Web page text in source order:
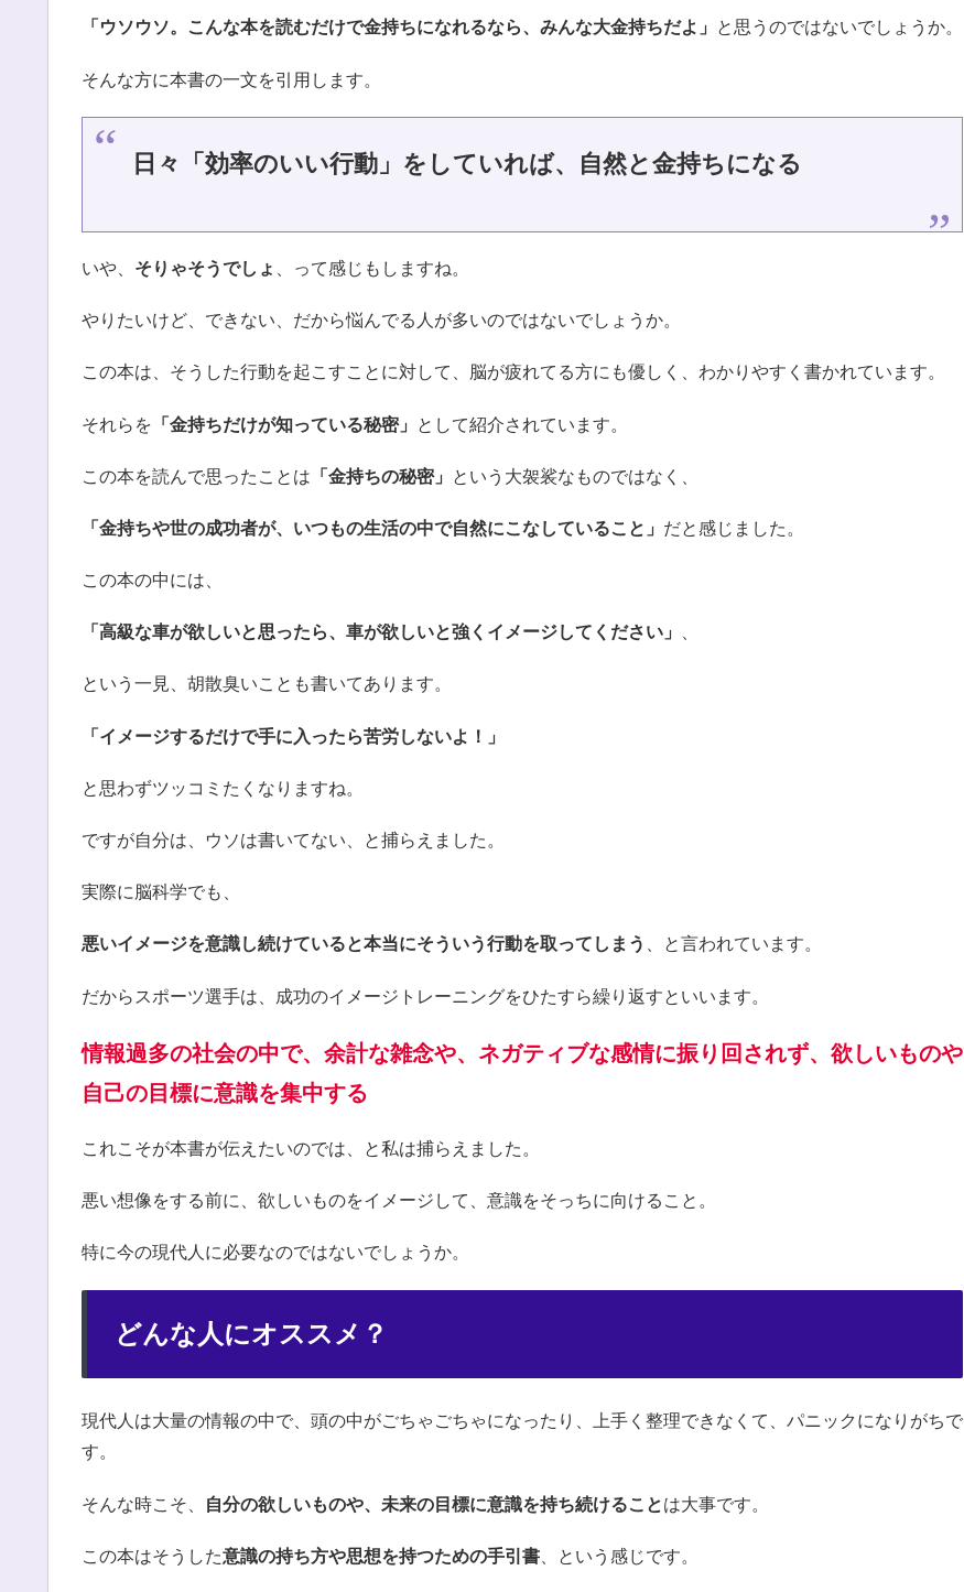
「ウソウソ。こんな本を読むだけで金持ちになれるなら、みんな大金持ちだよ」 と思うのではないでしょうか。
そんな方に本書の一文を引用します。
日々「効率のいい行動」をしていれば、自然と金持ちになる
いや、 そりゃそうでしょ 、って感じもしますね。
やりたいけど、できない、だから悩んでる人が多いのではないでしょうか。
この本は、そうした行動を起こすことに対して、脳が疲れてる方にも優しく、わかりやすく書かれています。
それらを 「金持ちだけが知っている秘密」 として紹介されています。
この本を読んで思ったことは 「金持ちの秘密」 という大袈裟なものではなく、
「金持ちや世の成功者が、いつもの生活の中で自然にこなしていること」 だと感じました。
この本の中には、
「高級な車が欲しいと思ったら、車が欲しいと強くイメージしてください」
という一見、胡散臭いことも書いてあります。
「イメージするだけで手に入ったら苦労しないよ！」
と思わずツッコミたくなりますね。
ですが自分は、ウソは書いてない、と捕らえました。
実際に脳科学でも、
悪いイメージを意識し続けていると本当にそういう行動を取ってしまう 、と言われています。
だからスポーツ選手は、成功のイメージトレーニングをひたすら繰り返すといいます。
情報過多の社会の中で、余計な雑念や、ネガティブな感情に振り回されず、欲しいものや
自己の目標に意識を集中する
これこそが本書が伝えたいのでは、と私は捕らえました。
悪い想像をする前に、欲しいものをイメージして、意識をそっちに向けること。
特に今の現代人に必要なのではないでしょうか。
どんな人にオススメ？
現代人は大量の情報の中で、頭の中がごちゃごちゃになったり、上手く整理できなくて、パニックになりがちで
す。
そんな時こそ、 自分の欲しいものや、未来の目標に意識を持ち続けることは大事です。
この本はそうした意識の持ち方や思想を持つための手引書 、という感じです。